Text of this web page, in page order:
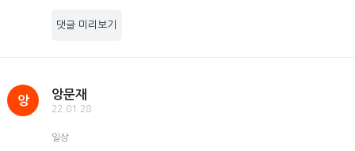
댓글 미리보기
앙
앙문재
22.01.28
일상